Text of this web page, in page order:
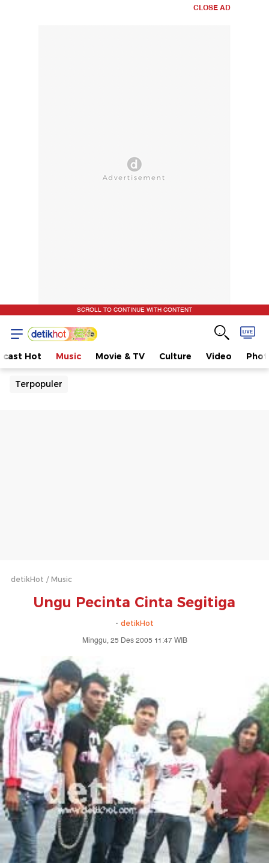
CLOSE AD
SCROLL TO CONTINUE WITH CONTENT
Hot Music Movie & TV Culture Video
Terpopuler
detikHot Music
Ungu Pecinta Cinta Segitiga
- detikHot
Minggu, 25 Des 2005 11:47 WIB